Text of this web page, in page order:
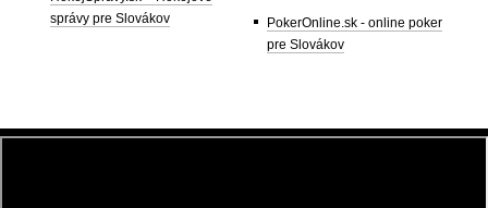
správy pre Slovákov
PokerOnline.sk - online poker
pre Slovákov